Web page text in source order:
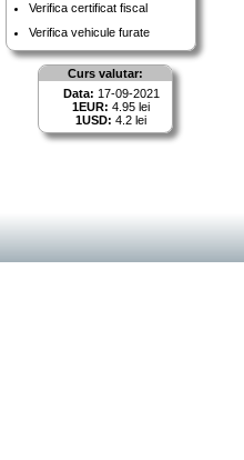
Verifica certificat fiscal
Verifica vehicule furate
Curs valutar:
Data: 17-09-2021
1EUR: 4.95 lei
1USD: 4.2 lei